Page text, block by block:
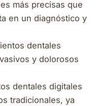
más precisas que
en un diagnóstico y
dentales
y dolorosos
dentales digitales
tradicionales, ya